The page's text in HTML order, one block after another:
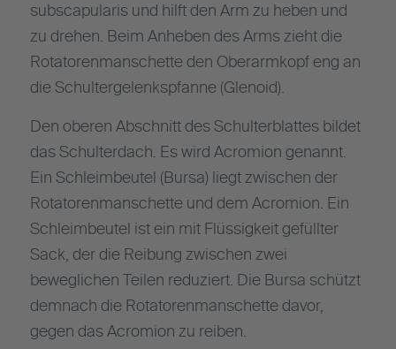
subscapularis und hilft den Arm zu heben und
zu drehen. Beim Anheben des Arms zieht die
Rotatorenmanschette den Oberarmkopf eng an
die Schultergelenkspfanne (Glenoid).
Den oberen Abschnitt des Schulterblattes bildet
das Schulterdach. Es wird Acromion genannt.
Ein Schleimbeutel (Bursa) liegt zwischen der
Rotatorenmanschette und dem Acromion. Ein
Schleimbeutel ist ein mit Flüssigkeit gefüllter
Sack, der die Reibung zwischen zwei
beweglichen Teilen reduziert. Die Bursa schützt
demnach die Rotatorenmanschette davor,
gegen das Acromion zu reiben.